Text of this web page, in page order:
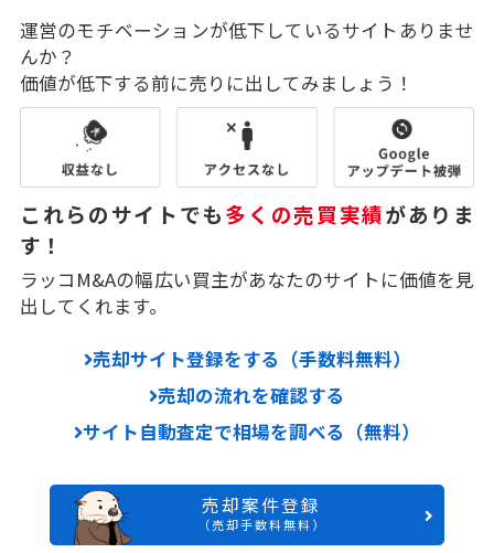
運営のモチベーションが低下しているサイトありませ
んか？
価値が低下する前に売りに出してみましょう！
これらのサイトでも多くの売買実績がありま
す！
ラッコM&Aの幅広い買主があなたのサイトに価値を見
出してくれます。
売却サイト登録をする（手数料無料）
売却の流れを確認する
サイト自動査定で相場を調べる（無料）
売却案件登録
（売却手数料無料）